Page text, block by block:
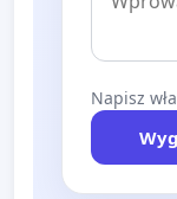
Napisz